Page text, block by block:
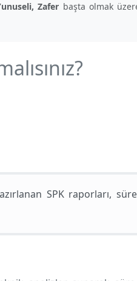
Zafer başta olmak
SPK raporları,